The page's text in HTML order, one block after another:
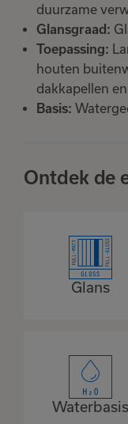
duurzame
Glansgraad:
Toepassing:
houten
dakkapellen
Basis:
Ontdek de
Glans
Waterbasis